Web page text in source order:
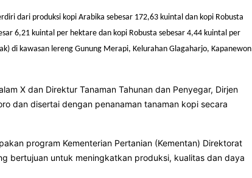
dari produksi kopi Arabika sebesar 172,63 kuintal dan kopi Robusta
6,21 kuintal per hektare dan kopi Robusta sebesar 4,44 kuintal per
di kawasan lereng Gunung Merapi, Kelurahan Glagaharjo, Kapanewon
X dan Direktur Tanaman Tahunan dan Penyegar, Dirjen
dan disertai dengan penanaman tanaman kopi secara
program Kementerian Pertanian (Kementan) Direktorat
bertujuan untuk meningkatkan produksi, kualitas dan daya